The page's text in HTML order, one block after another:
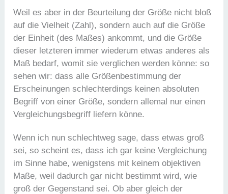
Weil es aber in der Beurteilung der Größe nicht bloß
auf die Vielheit (Zahl), sondern auch auf die Größe
der Einheit (des Maßes) ankommt, und die Größe
dieser letzteren immer wiederum etwas anderes als
Maß bedarf, womit sie verglichen werden könne: so
sehen wir: dass alle Größenbestimmung der
Erscheinungen schlechterdings keinen absoluten
Begriff von einer Größe, sondern allemal nur einen
Vergleichungsbegriff liefern könne.
Wenn ich nun schlechtweg sage, dass etwas groß
sei, so scheint es, dass ich gar keine Vergleichung
im Sinne habe, wenigstens mit keinem objektiven
Maße, weil dadurch gar nicht bestimmt wird, wie
groß der Gegenstand sei. Ob aber gleich der